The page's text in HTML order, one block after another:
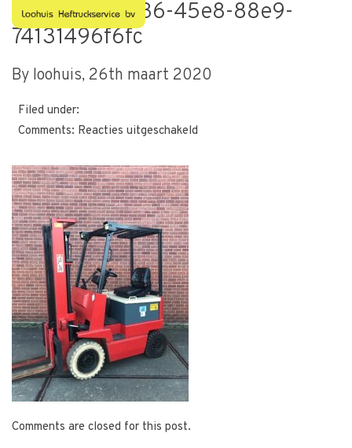
72b6157c-8536-45e8-88e9-
74131496f6fc
By loohuis, 26th maart 2020
Filed under:
Comments: Reacties uitgeschakeld
Comments are closed for this post.